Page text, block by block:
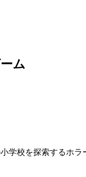
ム
学校を探索するホラ